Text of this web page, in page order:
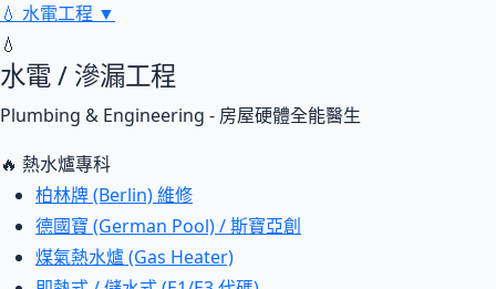
💧 水電工程 ▼
💧
水電 / 滲漏工程
Plumbing & Engineering - 房屋硬體全能醫生
🔥 熱水爐專科
柏林牌 (Berlin) 維修
德國寶 (German Pool) / 斯寶亞創
煤氣熱水爐 (Gas Heater)